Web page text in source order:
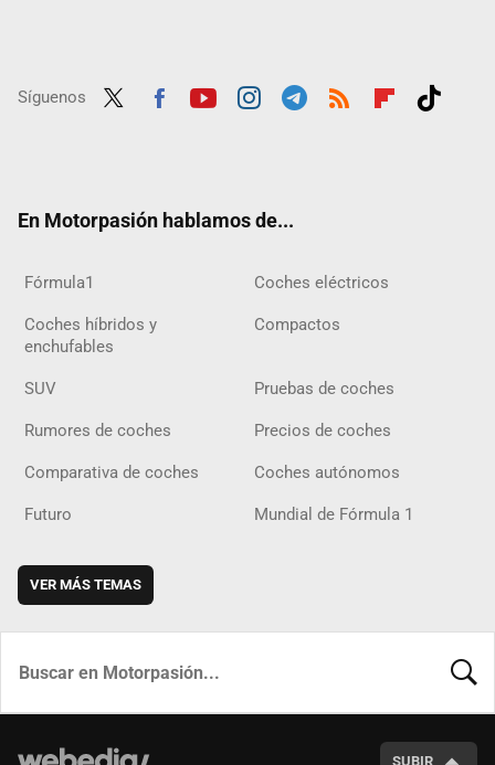
Síguenos
En Motorpasión hablamos de...
Fórmula1 Coches eléctricos
Coches híbridos y
enchufables
Compactos
SUV Pruebas de coches
Rumores de coches Precios de coches
Comparativa de coches Coches autónomos
Futuro Mundial de Fórmula 1
VER MÁS TEMAS
SUBIR